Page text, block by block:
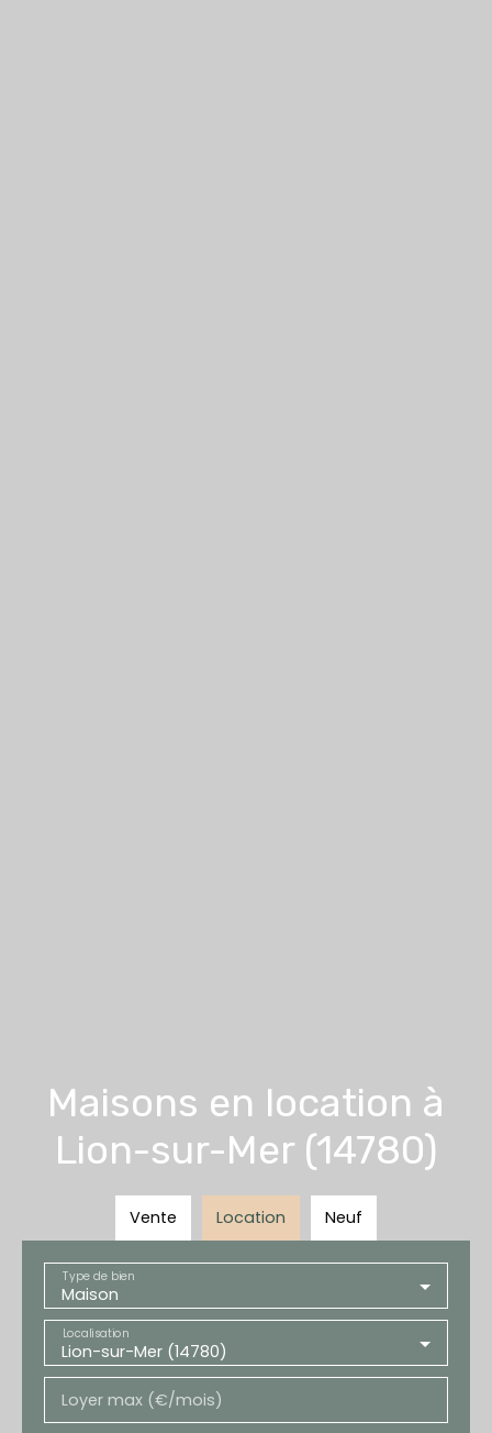
Maisons en location à
Lion-sur-Mer (14780)
Vente Location Neuf
Maison
Type de bien
Lion-sur-Mer (14780)
Localisation
Loyer max (€/mois)